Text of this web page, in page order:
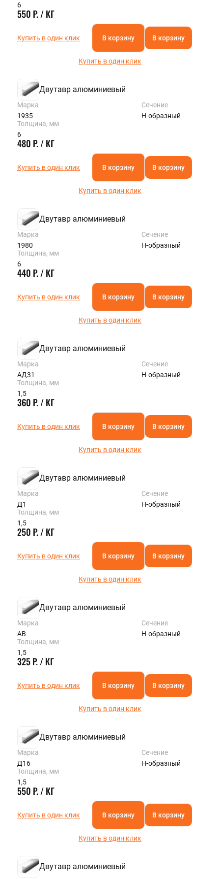
6
550 Р. / КГ
Купить в один клик В корзину В корзину
Купить в один клик
Двутавр алюминиевый
Марка
1935
Сечение
Н-образный
Толщина, мм
6
480 Р. / КГ
Купить в один клик В корзину В корзину
Купить в один клик
Двутавр алюминиевый
Марка
1980
Сечение
Н-образный
Толщина, мм
6
440 Р. / КГ
Купить в один клик В корзину В корзину
Купить в один клик
Двутавр алюминиевый
Марка
АД31
Сечение
Н-образный
Толщина, мм
1,5
360 Р. / КГ
Купить в один клик В корзину В корзину
Купить в один клик
Двутавр алюминиевый
Марка
Д1
Сечение
Н-образный
Толщина, мм
1,5
250 Р. / КГ
Купить в один клик В корзину В корзину
Купить в один клик
Двутавр алюминиевый
Марка
АВ
Сечение
Н-образный
Толщина, мм
1,5
325 Р. / КГ
Купить в один клик В корзину В корзину
Купить в один клик
Двутавр алюминиевый
Марка
Д16
Сечение
Н-образный
Толщина, мм
1,5
550 Р. / КГ
Купить в один клик В корзину В корзину
Купить в один клик
Двутавр алюминиевый